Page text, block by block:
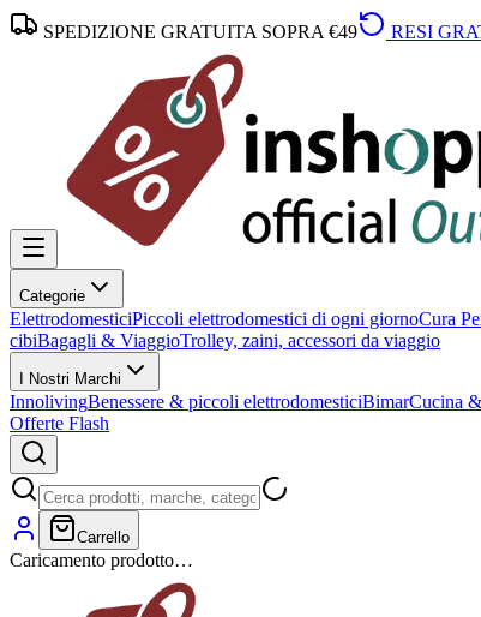
SPEDIZIONE GRATUITA SOPRA €49 RESI
Categorie
ElettrodomesticiPiccoli elettrodomestici di ogni giornoCura
cibiBagagli & ViaggioTrolley, zaini, accessori da viaggio
I Nostri Marchi
InnolivingBenessere & piccoli elettrodomesticiBimarCucina
Offerte Flash
Carrello
Caricamento prodotto…